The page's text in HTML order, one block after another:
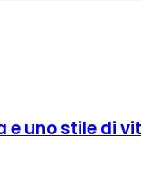
e uno stile di